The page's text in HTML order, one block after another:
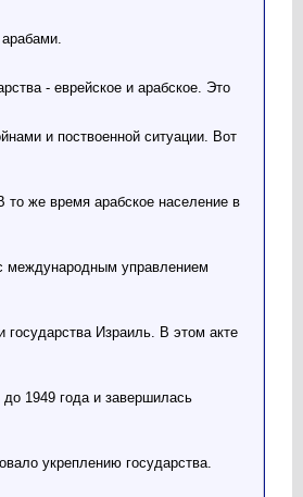
- еврейское и арабское. Это
и поствоенной ситуации. Вот
же время арабское население в
международным управлением
Израиль. В этом акте
1949 года и завершилась
укреплению государства.